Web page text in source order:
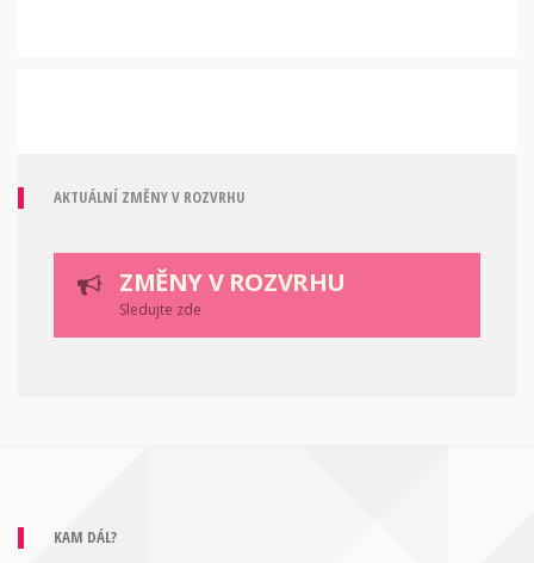
AKTUÁLNÍ ZMĚNY V ROZVRHU
ZMĚNY V ROZVRHU
Sledujte zde
KAM DÁL?